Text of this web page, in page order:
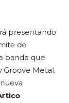
presentando
de
banda que
Groove Metal.